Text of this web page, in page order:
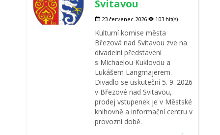
Svitavou
23 červenec 2026 103 hit(s)
Kulturní komise města
Březová nad Svitavou zve na
divadelní představení
s Michaelou Kuklovou a
Lukášem Langmajerem.
Divadlo se uskuteční 5. 9. 2026
v Březové nad Svitavou,
prodej vstupenek je v Městské
knihovně a informační centru v
provozní době.